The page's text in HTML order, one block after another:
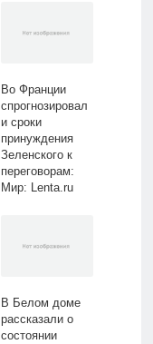
Во Франции
спрогнозировал
и сроки
принуждения
Зеленского к
переговорам:
Мир: Lenta.ru
В Белом доме
рассказали о
состоянии